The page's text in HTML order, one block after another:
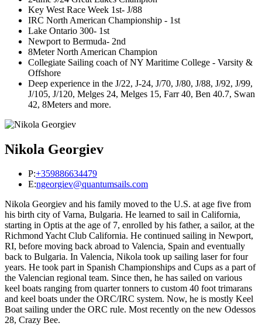
Key West Race Week 1st- J/88
IRC North American Championship - 1st
Lake Ontario 300- 1st
Newport to Bermuda- 2nd
8Meter North American Champion
Collegiate Sailing coach of NY Maritime College - Varsity &
Offshore
Deep experience in the J/22, J-24, J/70, J/80, J/88, J/92, J/99,
J/105, J/120, Melges 24, Melges 15, Farr 40, Ben 40.7, Swan
42, 8Meters and more.
Nikola Georgiev
P:+359886634479
E:ngeorgiev@quantumsails.com
Nikola Georgiev and his family moved to the U.S. at age five from
his birth city of Varna, Bulgaria. He learned to sail in California,
starting in Optis at the age of 7, enrolled by his father, a sailor, at the
Richmond Yacht Club California. He continued sailing in Newport,
RI, before moving back abroad to Valencia, Spain and eventually
back to Bulgaria. In Valencia, Nikola took up sailing laser for four
years. He took part in Spanish Championships and Cups as a part of
the Valencian regional team. Since then, he has sailed on various
keel boats ranging from quarter tonners to custom 40 foot trimarans
and keel boats under the ORC/IRC system. Now, he is mostly Keel
Boat sailing under the ORC rule. Most recently on the new Odessos
28, Crazy Bee.